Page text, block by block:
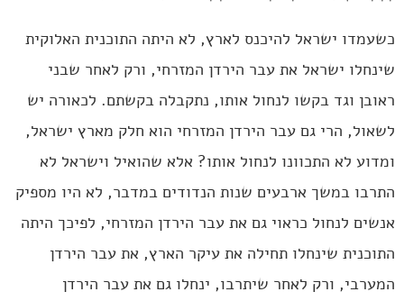
כשעמדו ישראל להיכנס לארץ, לא היתה התוכנית האלוקית
שינחלו ישראל את עבר הירדן המזרחי, ורק לאחר שבני
ראובן וגד בקשו לנחול אותו, נתקבלה בקשתם. לכאורה יש
לשאול, הרי גם עבר הירדן המזרחי הוא חלק מארץ ישראל,
ומדוע לא התכוונו לנחול אותו? אלא שהואיל וישראל לא
התרבו במשך ארבעים שנות הנדודים במדבר, לא היו מספיק
אנשים לנחול כראוי גם את עבר הירדן המזרחי, לפיכך היתה
התוכנית שינחלו תחילה את עיקר הארץ, את עבר הירדן
המערבי, ורק לאחר שיתרבו, ינחלו גם את עבר הירדן